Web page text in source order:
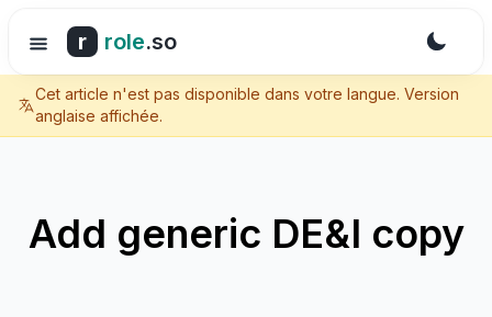
r role.so
Cet article n'est pas disponible dans votre langue. Version
anglaise affichée.
Add generic DE&I copy